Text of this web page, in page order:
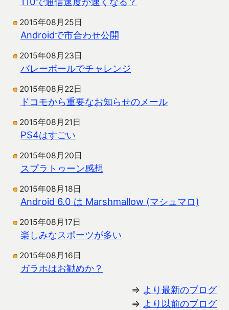
2015年08月25日
Androidで市合わせ公開
2015年08月23日
バレーボールでチャレンジ
2015年08月22日
ドコモから重要なお知らせのメール
2015年08月21日
PS4はすごい
2015年08月20日
スプラトゥーン感想
2015年08月18日
Android 6.0 は Marshmallow (マシュマロ)
2015年08月17日
楽しみなスポーツが多い
2015年08月16日
ガラホはお勧めか？
⇒ より最新のブログ
⇒ より以前のブログ